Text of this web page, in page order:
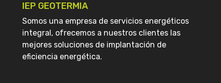
IEP GEOTERMIA
Somos una empresa de servicios energéticos
integral, ofrecemos a nuestros clientes las
mejores soluciones de implantación de
eficiencia energética.